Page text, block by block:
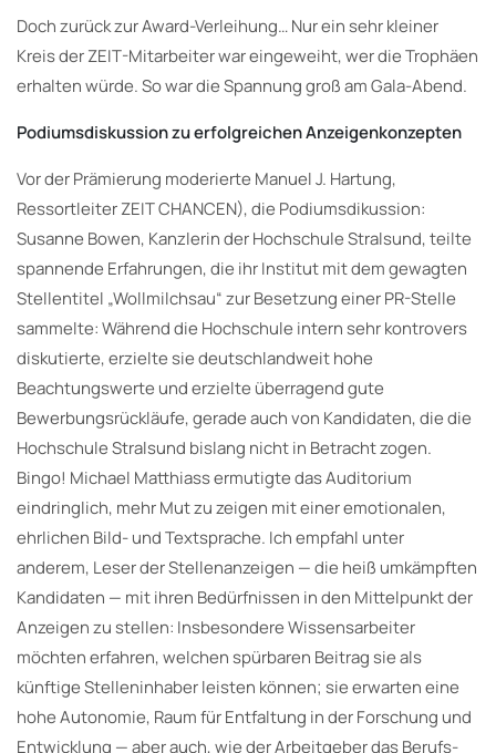
Doch zurück zur Award-Verleihung… Nur ein sehr kleiner
Kreis der ZEIT-Mitarbeiter war eingeweiht, wer die Trophäen
erhalten würde. So war die Spannung groß am Gala-Abend.
Podiumsdiskussion zu erfolgreichen Anzeigenkonzepten
Vor der Prämierung moderierte Manuel J. Hartung,
Ressortleiter ZEIT CHANCEN), die Podiumsdikussion:
Susanne Bowen, Kanzlerin der Hochschule Stralsund, teilte
spannende Erfahrungen, die ihr Institut mit dem gewagten
Stellentitel „Wollmilchsau“ zur Besetzung einer PR-Stelle
sammelte: Während die Hochschule intern sehr kontrovers
diskutierte, erzielte sie deutschlandweit hohe
Beachtungswerte und erzielte überragend gute
Bewerbungsrückläufe, gerade auch von Kandidaten, die die
Hochschule Stralsund bislang nicht in Betracht zogen.
Bingo! Michael Matthiass ermutigte das Auditorium
eindringlich, mehr Mut zu zeigen mit einer emotionalen,
ehrlichen Bild- und Textsprache. Ich empfahl unter
anderem, Leser der Stellenanzeigen — die heiß umkämpften
Kandidaten — mit ihren Bedürfnissen in den Mittelpunkt der
Anzeigen zu stellen: Insbesondere Wissensarbeiter
möchten erfahren, welchen spürbaren Beitrag sie als
künftige Stelleninhaber leisten können; sie erwarten eine
hohe Autonomie, Raum für Entfaltung in der Forschung und
Entwicklung — aber auch, wie der Arbeitgeber das Berufs-